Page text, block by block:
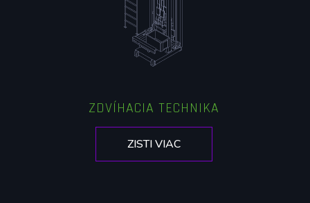
ZDVÍHACIA TECHNIKA
ZISTI VIAC